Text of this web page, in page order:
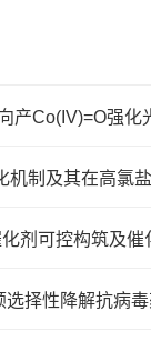
产Co(IV)=O强
机制及其在高氯
剂可控构筑及
择性降解抗病